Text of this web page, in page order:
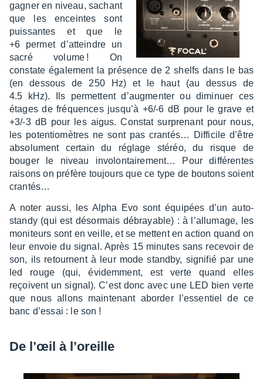
gagner en niveau, sachant
que les enceintes sont
puis­santes et que le
+6 permet d’at­teindre un
sacré volume ! On
constate égale­ment la présence de 2 shelfs dans le bas
(en dessous de 250 Hz) et le haut (au dessus de
4.5 kHz). Ils permettent d’aug­men­ter ou dimi­nuer ces
étages de fréquences jusqu’à +6/-6 dB pour le grave et
+3/-3 dB pour les aigus. Constat surpre­nant pour nous,
les poten­tio­mètres ne sont pas cran­tés… Diffi­cile d’être
abso­lu­ment certain du réglage stéréo, du risque de
bouger le niveau invo­lon­tai­re­ment… Pour diffé­rentes
raisons on préfère toujours que ce type de boutons soient
cran­tés…
A noter aussi, les Alpha Evo sont équi­pées d’un auto-
standy (qui est désor­mais débrayable) : à l’al­lu­mage, les
moni­teurs sont en veille, et se mettent en action quand on
leur envoie du signal. Après 15 minutes sans rece­voir de
son, ils retournent à leur mode standby, signi­fié par une
led rouge (qui, évidem­ment, est verte quand elles
reçoivent un signal). C’est donc avec une LED bien verte
que nous allons main­te­nant abor­der l’es­sen­tiel de ce
banc d’es­sai : le son !
De l’œil à l’oreille